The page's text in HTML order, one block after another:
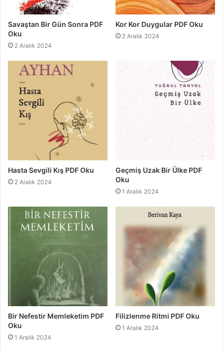
Savaştan Bir Gün Sonra PDF
Oku
2 Aralık 2024
Kor Kor Duygular PDF Oku
2 Aralık 2024
Hasta Sevgili Kış PDF Oku
2 Aralık 2024
Geçmiş Uzak Bir Ülke PDF
Oku
1 Aralık 2024
Bir Nefestir Memleketim PDF
Oku
1 Aralık 2024
Filizlenme Ritmi PDF Oku
1 Aralık 2024